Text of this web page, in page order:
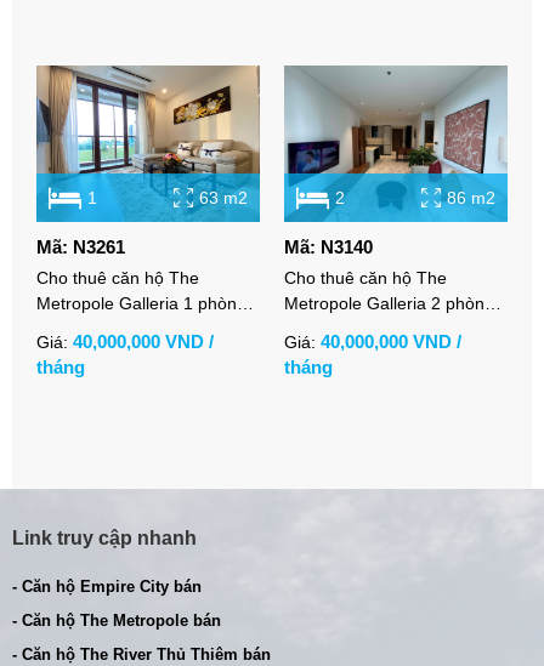
1 63 m2
Mã: N3261
Cho thuê căn hộ The
Metropole Galleria 1 phòng
Giá: 40,000,000 VND /
tháng
2 86 m2
Mã: N3140
Cho thuê căn hộ The
Metropole Galleria 2 phòng
Giá: 40,000,000 VND /
tháng
Link truy cập nhanh
- Căn hộ Empire City bán
- Căn hộ The Metropole bán
- Căn hộ The River Thủ Thiêm bán